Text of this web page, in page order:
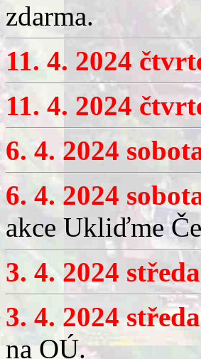
zdarma.
11. 4. 2024
11. 4. 2024
6. 4. 2024
6. 4. 2024
akce Ukliďme
3. 4. 2024
3. 4. 2024
na OÚ.